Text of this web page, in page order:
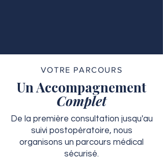
VOTRE PARCOURS
Un Accompagnement
Complet
De la première consultation jusqu'au
suivi postopératoire, nous
organisons un parcours médical
sécurisé.